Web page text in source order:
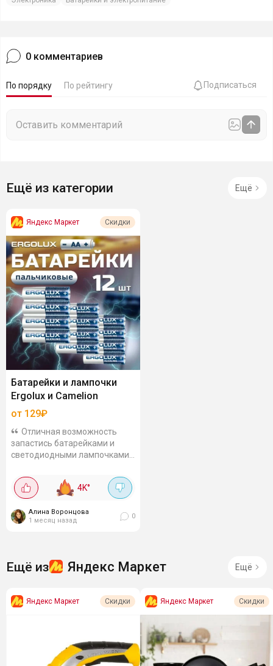
0 комментариев
По порядку По рейтингу Подписаться
Ещё из категории Ещё
Яндекс Маркет Скидки
Батарейки и лампочки
Ergolux и Camelion
от 129₽
Отличная возможность
запастись батарейками и
светодиодными лампочками
подборке щелочные
батарейки популярных
типоразмеров и LED-лампы
для...
4K°
Алина Воронцова
1 месяц назад
0
Ещё из Яндекс Маркет Ещё
Яндекс Маркет Скидки Яндекс Маркет Скидки